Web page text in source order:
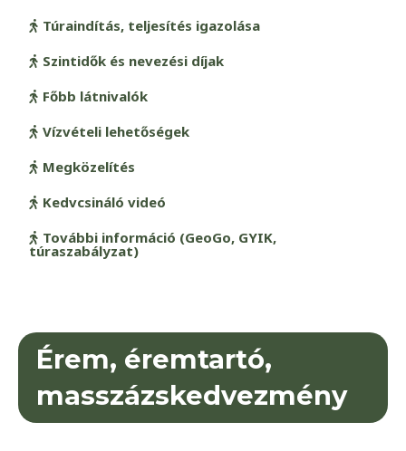
Túraindítás, teljesítés igazolása
Szintidők és nevezési díjak
Főbb látnivalók
Vízvételi lehetőségek
Megközelítés
Kedvcsináló videó
További információ (GeoGo, GYIK,
túraszabályzat)
Érem, éremtartó,
masszázskedvezmény